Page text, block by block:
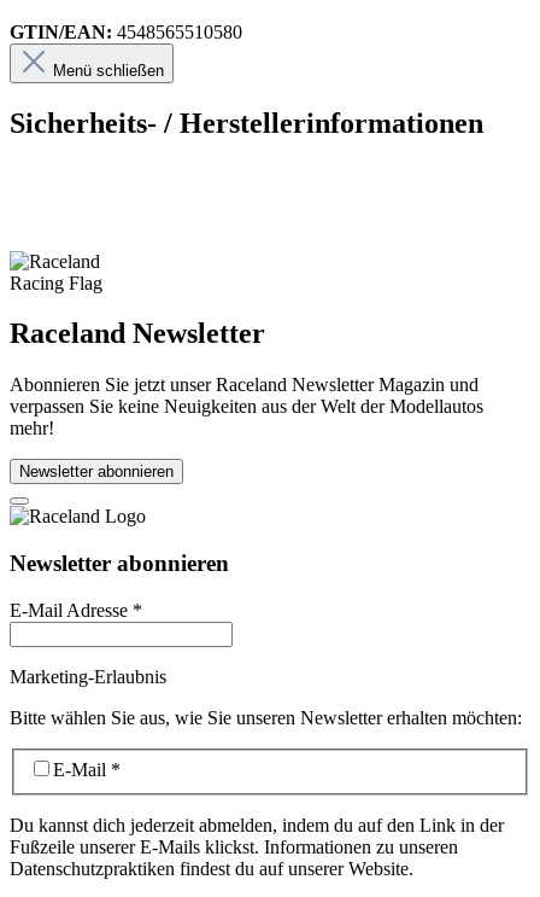
GTIN/EAN: 4548565510580
Menü schließen
Sicherheits- / Herstellerinformationen
Raceland Newsletter
Abonnieren Sie jetzt unser Raceland Newsletter Magazin und
verpassen Sie keine Neuigkeiten aus der Welt der Modellautos
mehr!
Newsletter abonnieren
Newsletter abonnieren
E-Mail Adresse *
Marketing-Erlaubnis
Bitte wählen Sie aus, wie Sie unseren Newsletter erhalten möchten:
E-Mail *
Du kannst dich jederzeit abmelden, indem du auf den Link in der
Fußzeile unserer E-Mails klickst. Informationen zu unseren
Datenschutzpraktiken findest du auf unserer Website.